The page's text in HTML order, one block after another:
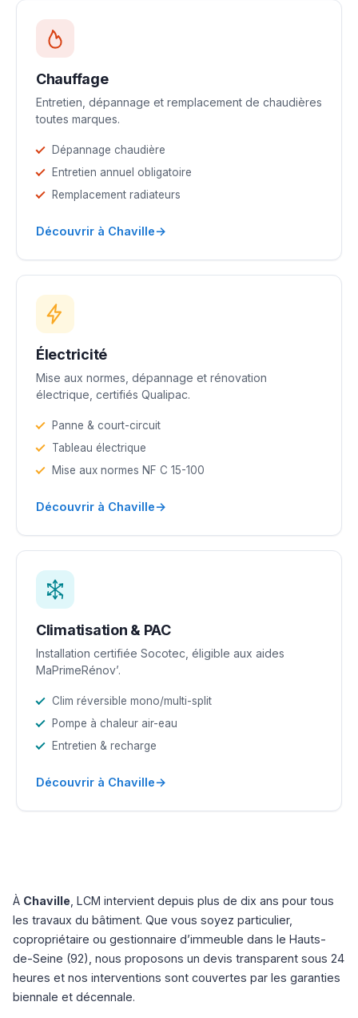
Chauffage
Entretien, dépannage et remplacement de chaudières
toutes marques.
Dépannage chaudière
Entretien annuel obligatoire
Remplacement radiateurs
Découvrir à Chaville→
Électricité
Mise aux normes, dépannage et rénovation
électrique, certifiés Qualipac.
Panne & court-circuit
Tableau électrique
Mise aux normes NF C 15-100
Découvrir à Chaville→
Climatisation & PAC
Installation certifiée Socotec, éligible aux aides
MaPrimeRénov’.
Clim réversible mono/multi-split
Pompe à chaleur air-eau
Entretien & recharge
Découvrir à Chaville→
À Chaville , LCM intervient depuis plus de dix ans pour tous
les travaux du bâtiment. Que vous soyez particulier,
copropriétaire ou gestionnaire d’immeuble dans le Hauts-
de-Seine (92), nous proposons un devis transparent sous 24
heures et nos interventions sont couvertes par les garanties
biennale et décennale.